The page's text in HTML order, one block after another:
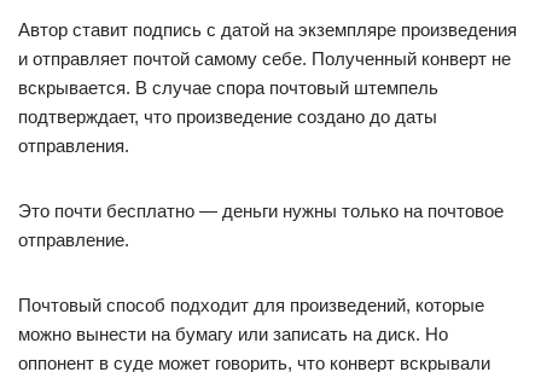
Автор ставит подпись с датой на экземпляре произведения
и отправляет почтой самому себе. Полученный конверт не
вскрывается. В случае спора почтовый штемпель
подтверждает, что произведение создано до даты
отправления.
Это почти бесплатно — деньги нужны только на почтовое
отправление.
Почтовый способ подходит для произведений, которые
можно вынести на бумагу или записать на диск. Но
оппонент в суде может говорить, что конверт вскрывали